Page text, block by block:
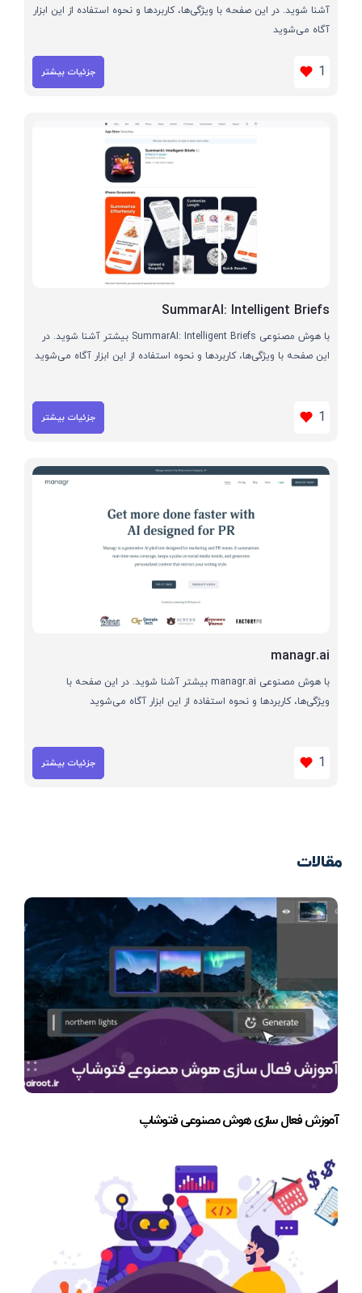
آشنا شوید. در این صفحه با ویژگی‌ها، کاربردها و نحوه استفاده از این ابزار
آگاه می‌شوید
1 جزئیات بیشتر
SummarAI: Intelligent Briefs
با هوش مصنوعی SummarAI: Intelligent Briefs بیشتر آشنا شوید. در
این صفحه با ویژگی‌ها، کاربردها و نحوه استفاده از این ابزار آگاه می‌شوید
1 جزئیات بیشتر
managr.ai
با هوش مصنوعی managr.ai بیشتر آشنا شوید. در این صفحه با
ویژگی‌ها، کاربردها و نحوه استفاده از این ابزار آگاه می‌شوید
1 جزئیات بیشتر
مقالات
آموزش فعال سازی هوش مصنوعی فتوشاپ